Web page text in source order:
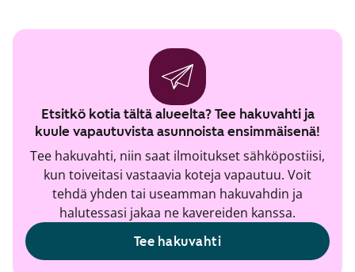
Etsitkö kotia tältä alueelta? Tee hakuvahti ja
kuule vapautuvista asunnoista ensimmäisenä!
Tee hakuvahti, niin saat ilmoitukset sähköpostiisi,
kun toiveitasi vastaavia koteja vapautuu. Voit
tehdä yhden tai useamman hakuvahdin ja
halutessasi jakaa ne kavereiden kanssa.
Tee hakuvahti